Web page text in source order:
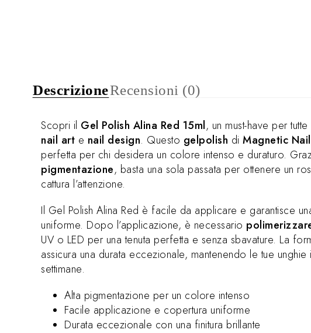
DescrizioneRecensioni (0)
Scopri il Gel Polish Alina Red 15ml, un must-have per
nail art e nail design. Questo gelpolish di Magnetic
perfetta per chi desidera un colore intenso e duraturo.
pigmentazione, basta una sola passata per ottenere un
cattura l’attenzione.
Il Gel Polish Alina Red è facile da applicare e garantisce
uniforme. Dopo l’applicazione, è necessario
UV o LED per una tenuta perfetta e senza sbavature. La
assicura una durata eccezionale, mantenendo le tue
settimane.
Alta pigmentazione per un colore intenso
Facile applicazione e copertura uniforme
Durata eccezionale con una finitura brillante